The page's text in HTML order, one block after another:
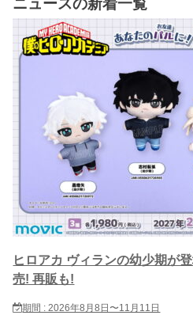
ヒロアカ ヴィランの幼少期が
売! 再販も!
期間 : 2026年8月8日〜11月11日